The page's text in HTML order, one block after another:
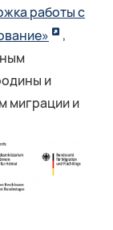
работы с
,
и
миграции и